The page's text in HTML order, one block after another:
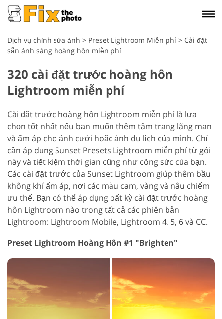
Dịch vụ chỉnh sửa ảnh > Preset Lightroom Miễn phí > Cài đặt
sẵn ánh sáng hoàng hôn miễn phí
320 cài đặt trước hoàng hôn
Lightroom miễn phí
Cài đặt trước hoàng hôn Lightroom miễn phí là lựa
chọn tốt nhất nếu bạn muốn thêm tâm trạng lãng mạn
và ấm áp cho ảnh cưới hoặc ảnh du lịch của mình. Chỉ
cần áp dụng Sunset Presets Lightroom miễn phí từ gói
này và tiết kiệm thời gian cũng như công sức của bạn.
Các cài đặt trước của Sunset Lightroom giúp thêm bầu
không khí ấm áp, nơi các màu cam, vàng và nâu chiếm
ưu thế. Bạn có thể áp dụng bất kỳ cài đặt trước hoàng
hôn Lightroom nào trong tất cả các phiên bản
Lightroom: Lightroom Mobile, Lightroom 4, 5, 6 và CC.
Preset Lightroom Hoàng Hôn #1 "Brighten"